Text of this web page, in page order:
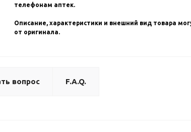
телефонам аптек.
Описание, характеристики и внешний вид товара
от оригинала.
вопрос F.A.Q.